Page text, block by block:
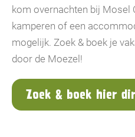
kom overnachten bij
kamperen of een
mogelijk. Zoek & boek je
door de Moezel!
Zoek & boek hier